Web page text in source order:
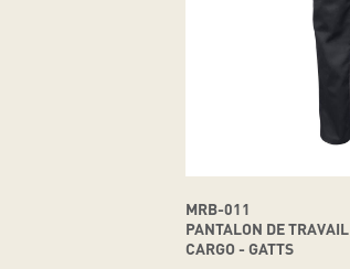
MRB-011
PANTALON DE TRAVAIL
CARGO - GATTS